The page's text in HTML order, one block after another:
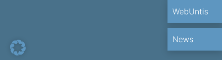
WebUntis
News